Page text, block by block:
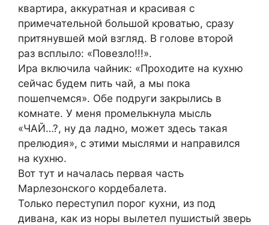
квартира, аккуратная и красивая с
примечательной большой кроватью, сразу
притянувшей мой взгляд. В голове второй
раз всплыло: «Повезло!!!».
Ира включила чайник: «Проходите на кухню
сейчас будем пить чай, а мы пока
пошепчемся». Обе подруги закрылись в
комнате. У меня промелькнула мысль
«ЧАЙ…?, ну да ладно, может здесь такая
прелюдия», с этими мыслями и направился
на кухню.
Вот тут и началась первая часть
Марлезонского кордебалета.
Только переступил порог кухни, из под
дивана, как из норы вылетел пушистый зверь